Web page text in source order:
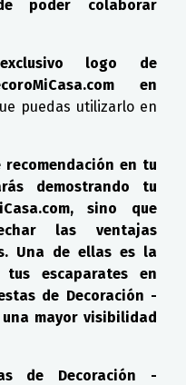
poder colaborar
exclusivo logo de
en
puedas utilizarlo en
en tu
demostrando tu
sino que
las ventajas
Una de ellas es la
escaparates en
de Decoración -
mayor visibilidad
de Decoración -